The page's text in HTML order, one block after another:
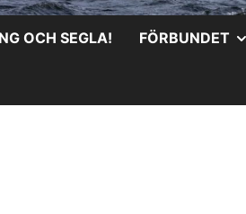
OCH SEGLA! FÖRBUNDET